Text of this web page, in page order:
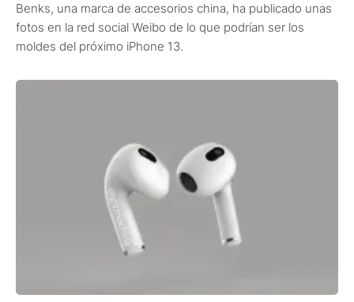
Benks, una marca de accesorios china, ha publicado unas
fotos en la red social Weibo de lo que podrían ser los
moldes del próximo iPhone 13.